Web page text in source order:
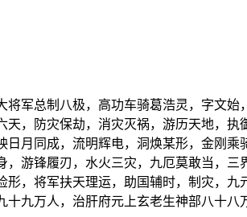
军总制八极，高功车骑葛浩灵，字文
，防灾保劫，消灾灭祸，游历天地，
月同成，流明辉电，洞焕某形，金刚
游锋履刃，水火三灾，九厄莫敢当，
，将军扶天理运，助国辅时，制灾，
九万人，治肝府元上玄老生神部八十